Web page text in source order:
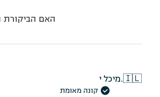
האם הביקורת
🇮🇱מיכל י.
קונה מאומת